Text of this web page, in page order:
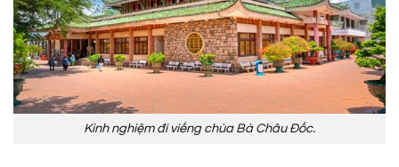
Kinh nghiệm đi viếng chùa Bà Châu Đốc.